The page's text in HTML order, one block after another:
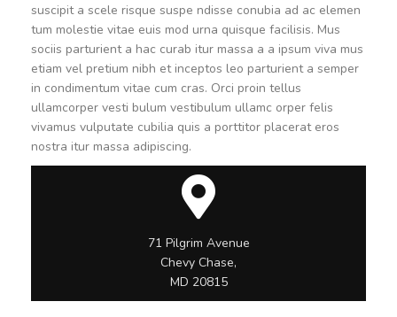
suscipit a scele risque suspe ndisse conubia ad ac elemen
tum molestie vitae euis mod urna quisque facilisis. Mus
sociis parturient a hac curab itur massa a a ipsum viva mus
etiam vel pretium nibh et inceptos leo parturient a semper
in condimentum vitae cum cras. Orci proin tellus
ullamcorper vesti bulum vestibulum ullamc orper felis
vivamus vulputate cubilia quis a porttitor placerat eros
nostra itur massa adipiscing.
71 Pilgrim Avenue
Chevy Chase,
MD 20815